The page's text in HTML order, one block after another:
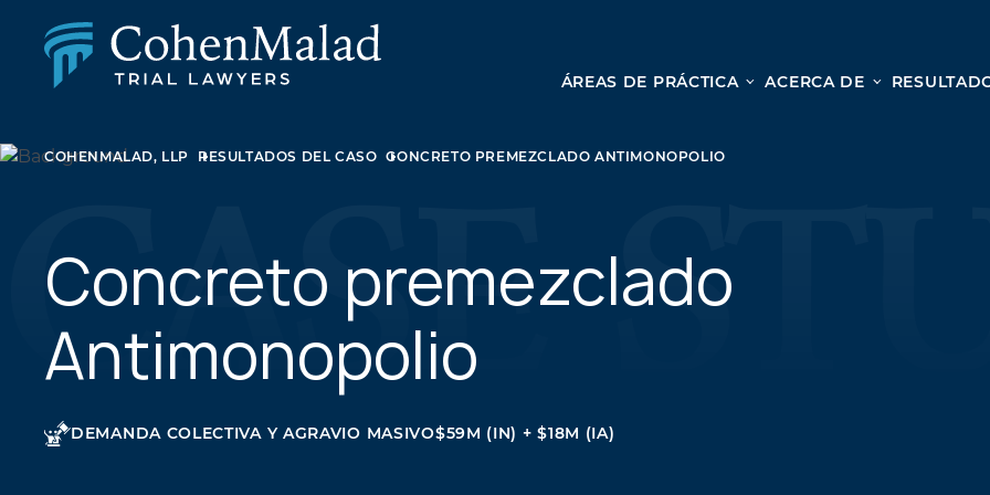
ÁREAS DE PRÁCTICA
DEMANDA COLECTIVA Y AGRAVIO MASIVO
LITIGIOS EMPRESARIALES
LEY DE APELACIONES
LITIGIOS SOBRE MEDICAMENTOS Y DISPOSITIVOS
MÉDICOS
PREMISES LIABILITY
MOTORCYCLE ACCIDENTS
ACERCA DE
COHENMALAD, LLP RESULTADOS DEL CASO CONCRETO PREMEZCLADO ANTIMONOPOLIO
Concreto premezclado
Antimonopolio
DEMANDA COLECTIVA Y AGRAVIO MASIVO$59M (IN) + $18M (IA)